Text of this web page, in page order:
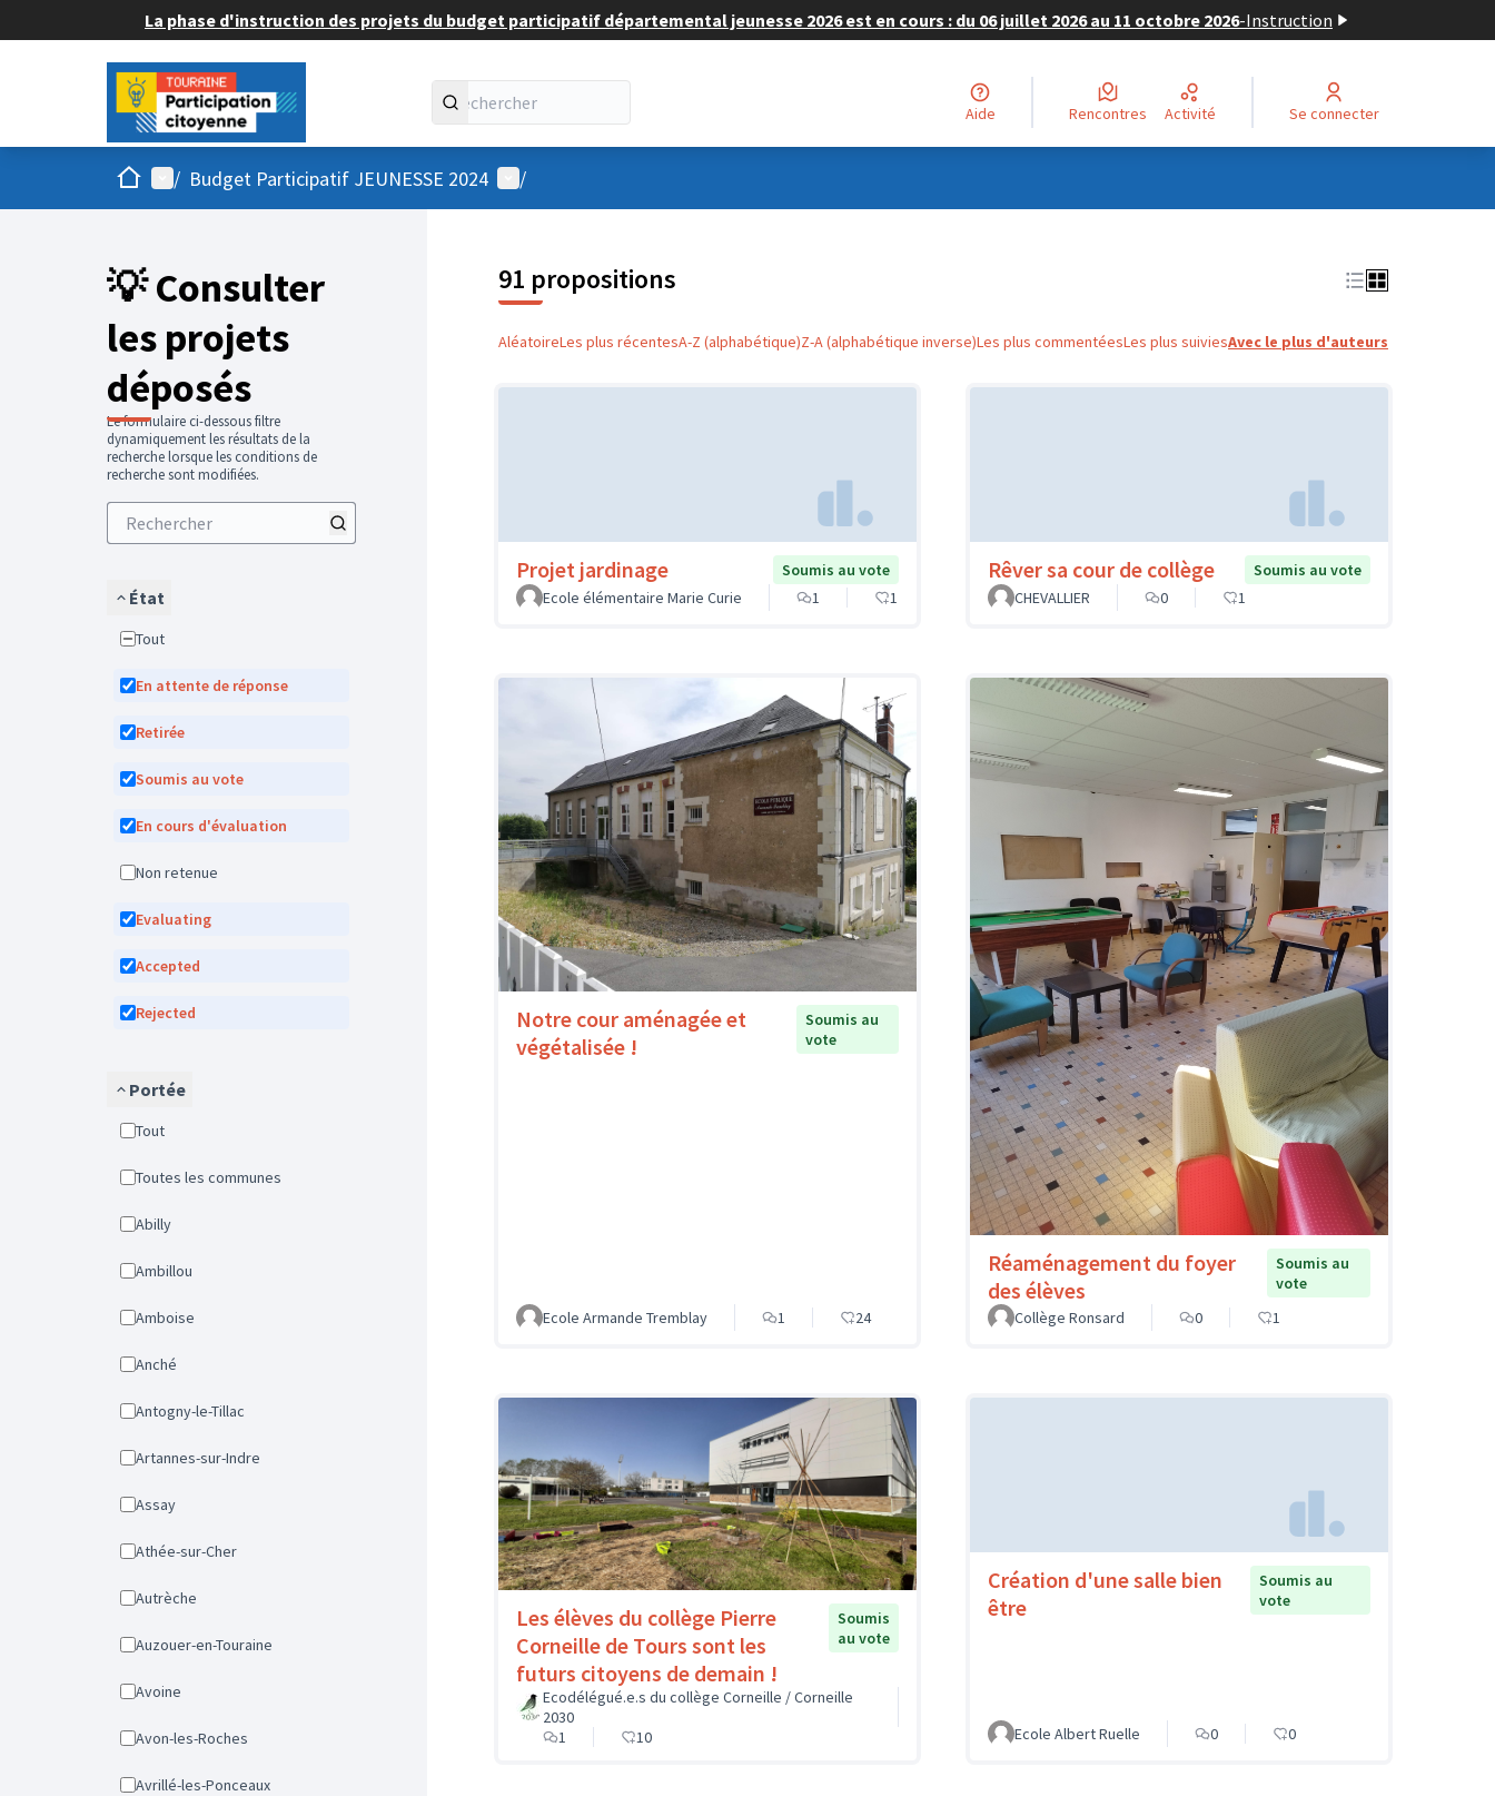
La phase d'instruction des projets du budget participatif départemental jeunesse 2026 est en cours : du 06 juillet 2026 au 11 octobre 2026-Instruction
Aide Rencontres Activité Se connecter
AccueilMenu principal
/ Budget Participatif JEUNESSE 2024 Menu utilisateur
/
💡 Consulter
les projets
déposés
Le formulaire ci-dessous filtre
dynamiquement les résultats de la
recherche lorsque les conditions de
recherche sont modifiées.
État
Tout
En attente de réponse
Retirée
Soumis au vote
En cours d'évaluation
Non retenue
Evaluating
Accepted
Rejected
Portée
Tout
Toutes les communes
Abilly
Ambillou
Amboise
Anché
Antogny-le-Tillac
Artannes-sur-Indre
Assay
Athée-sur-Cher
Autrèche
Auzouer-en-Touraine
Avoine
Avon-les-Roches
Avrillé-les-Ponceaux
91 propositions
AléatoireLes plus récentesA-Z (alphabétique)Z-A (alphabétique inverse)Les plus commentéesLes plus suiviesAvec le plus d'auteurs
Projet jardinage
Soumis au vote
Ecole élémentaire Marie Curie
1 1
Rêver sa cour de collège
Soumis au vote
CHEVALLIER
0 1
Notre cour aménagée et
végétalisée !
Soumis au
vote
Ecole Armande Tremblay 1 24
Réaménagement du foyer
des élèves
Soumis au
vote
Collège Ronsard
0 1
Les élèves du collège Pierre
Corneille de Tours sont les
futurs citoyens de demain !
Soumis
au vote
Ecodélégué.e.s du collège Corneille / Corneille
2030
1
10
Création d'une salle bien
être
Soumis au
vote
Ecole Albert Ruelle 0 0